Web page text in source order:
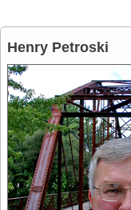
Henry Petroski